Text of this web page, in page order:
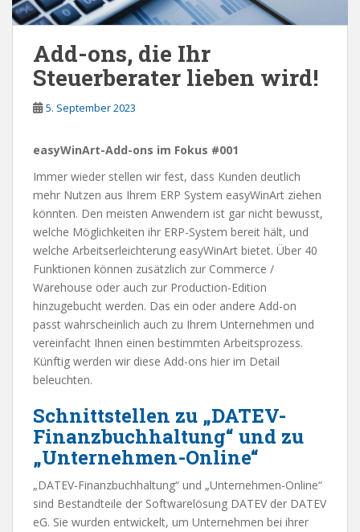
Add-ons, die Ihr
Steuerberater lieben wird!
5. September 2023
easyWinArt-Add-ons im Fokus #001
Immer wieder stellen wir fest, dass Kunden deutlich
mehr Nutzen aus Ihrem ERP System easyWinArt ziehen
könnten. Den meisten Anwendern ist gar nicht bewusst,
welche Möglichkeiten ihr ERP-System bereit hält, und
welche Arbeitserleichterung easyWinArt bietet. Über 40
Funktionen können zusätzlich zur Commerce /
Warehouse oder auch zur Production-Edition
hinzugebucht werden. Das ein oder andere Add-on
passt wahrscheinlich auch zu Ihrem Unternehmen und
vereinfacht Ihnen einen bestimmten Arbeitsprozess.
Künftig werden wir diese Add-ons hier im Detail
beleuchten.
Schnittstellen zu „DATEV-
Finanzbuchhaltung“ und zu
„Unternehmen-Online“
„DATEV-Finanzbuchhaltung“ und „Unternehmen-Online“
sind Bestandteile der Softwarelösung DATEV der DATEV
eG. Sie wurden entwickelt, um Unternehmen bei ihrer